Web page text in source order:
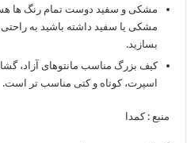
مشکی و سفید دوست تمام رنگ ها
مشکی یا سفید داشته باشید به
بسازید.
کیف بزرگ مناسب مانتوهای آزاد،
اسپرت، کوتاه و کتی مناسب تر است.
منبع : کمدا